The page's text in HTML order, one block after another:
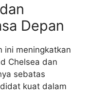
Depan
ini meningkatkan
Chelsea dan
sebatas
kuat dalam